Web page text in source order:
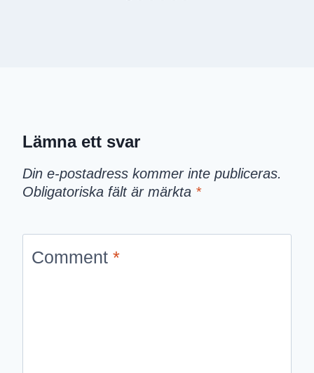
Lämna ett svar
Din e-postadress kommer inte publiceras.
Obligatoriska fält är märkta *
Comment *